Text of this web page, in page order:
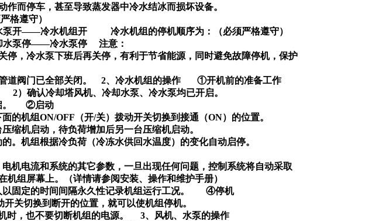
而停车，甚至导致蒸发器中冷水结冰而损坏设备。
严格遵守）
开——冷水机组开
冷水机组的停机顺序为：（必须严格遵守）
泵停——冷水泵停
注意：
停，冷水泵下班后再关停，有利于节省能源，同时避免故障停机，保护
阀门已全部关闭。
2、冷水机组的操作
①开机前的准备工作
2）确认冷却塔风机、冷却水泵、冷水泵均已开启。
②启动
的机组ON/OFF（开/关）拨动开关切换到接通（ON）的位置。
缩机启动，待负荷增加后另一台压缩机启动。
。机组根据冷负荷（冷冻水供回水温度）的变化自动启停。
机电流和系统的其它参数，一旦出现任何问题，控制系统将自动采取
机组屏幕上。（详情请参阅安装、操作和维护手册）
固定的时间间隔永久性记录机组运行工况。
④停机
关切换到断开的位置，就可以使机组停机。
，也不要切断机组的电源。
3、
风机、水泵的操作